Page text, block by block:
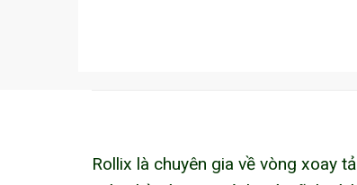
Rollix là chuyên gia về vòng xoay